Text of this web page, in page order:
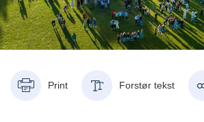
Print Forstør tekst